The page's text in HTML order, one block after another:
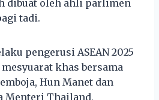
dibuat oleh ahli parlimen
tadi.
pengerusi ASEAN 2025
khas bersama
Hun Manet dan
Menteri Thailand,